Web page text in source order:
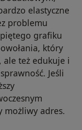
elastyczne
problemu
grafiku
który
ale też edukuje i
Jeśli
możliwy adres.